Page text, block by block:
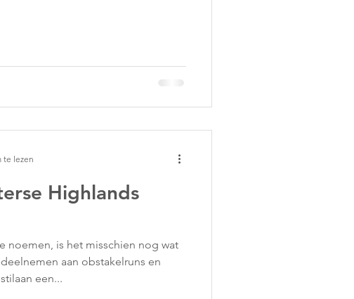
Highlands
noemen, is het misschien nog wat
aan obstakelruns en
een...
te lezen